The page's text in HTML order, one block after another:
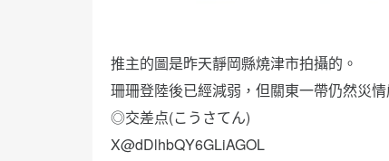
推主的圖是昨天靜岡縣燒津市拍攝的。
珊珊登陸後已經減弱，但關東一帶仍然災
◎交差点(こうさてん)
X@dDlhbQY6GLiAGOL